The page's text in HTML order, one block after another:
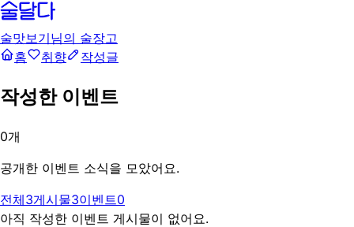
술맛보기님의 술장고
홈
취향 작성글
작성한 이벤트
0개
공개한 이벤트 소식을 모았어요.
전체3게시물3이벤트0
아직 작성한 이벤트 게시물이 없어요.